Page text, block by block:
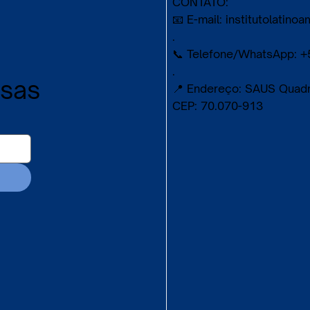
📧 E-mail:
.
📞 Telefone/WhatsApp:
.
📍 Endereço: SAUS
CEP: 70.070-913